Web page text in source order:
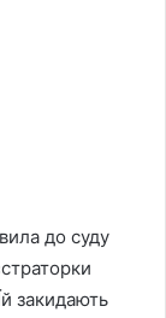
до суду
закидають